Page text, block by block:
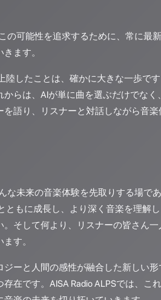
の可能性を追求するために、常に最
ます。
陸したことは、確かに大きな一歩で
からは、AIが単に曲を選ぶだけでな
を語り、リスナーと対話しながら音
な未来の音楽体験を先取りする場で
ともに成長し、より深く音楽を理解
。そして何より、リスナーの皆さん
す。
ーと人間の感性が融合した新しい
在です。AISA Radio ALPSでは、こ